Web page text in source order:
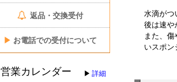
返品・交換受付
▶ お電話での受付について
営業カレンダー 詳細
水滴がつ
後は速や
また、
いスポン